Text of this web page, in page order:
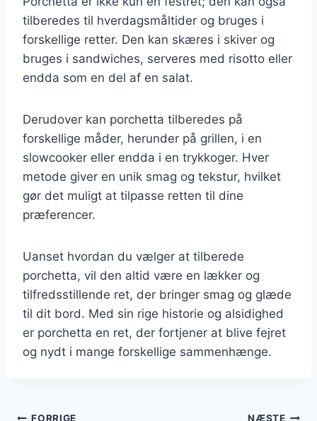
tilberedes til hverdagsmåltider og bruges i
forskellige retter. Den kan skæres i skiver og
bruges i sandwiches, serveres med risotto eller
endda som en del af en salat.
Derudover kan porchetta tilberedes på
forskellige måder, herunder på grillen, i en
slowcooker eller endda i en trykkoger. Hver
metode giver en unik smag og tekstur, hvilket
gør det muligt at tilpasse retten til dine
præferencer.
Uanset hvordan du vælger at tilberede
porchetta, vil den altid være en lækker og
tilfredsstillende ret, der bringer smag og glæde
til dit bord. Med sin rige historie og alsidighed
er porchetta en ret, der fortjener at blive fejret
og nydt i mange forskellige sammenhænge.
FORRIGE NÆSTE